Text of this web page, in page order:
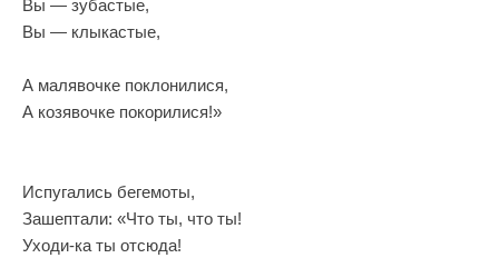
Вы — зубастые,
Вы — клыкастые,
А малявочке поклонилися,
А козявочке покорилися!»
Испугались бегемоты,
Зашептали: «Что ты, что ты!
Уходи-ка ты отсюда!